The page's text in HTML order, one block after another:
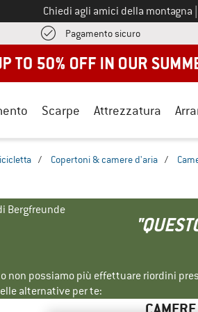
Chiedi agli amici della montagna
Pagamento sicuroQui trovi le
Scarpe Attrezzatura
/ Copertoni & camere d'aria /
Bergfreunde
non possiamo più effettuare riordini
alternative per te: